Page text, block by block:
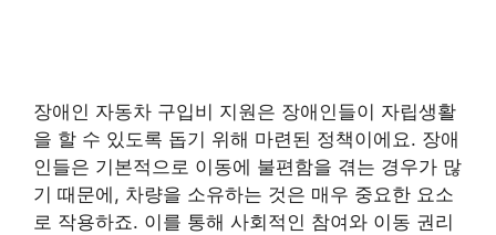
장애인 자동차 구입비 지원은 장애인들이 자립생활
을 할 수 있도록 돕기 위해 마련된 정책이에요. 장애
인들은 기본적으로 이동에 불편함을 겪는 경우가 많
기 때문에, 차량을 소유하는 것은 매우 중요한 요소
로 작용하죠. 이를 통해 사회적인 참여와 이동 권리